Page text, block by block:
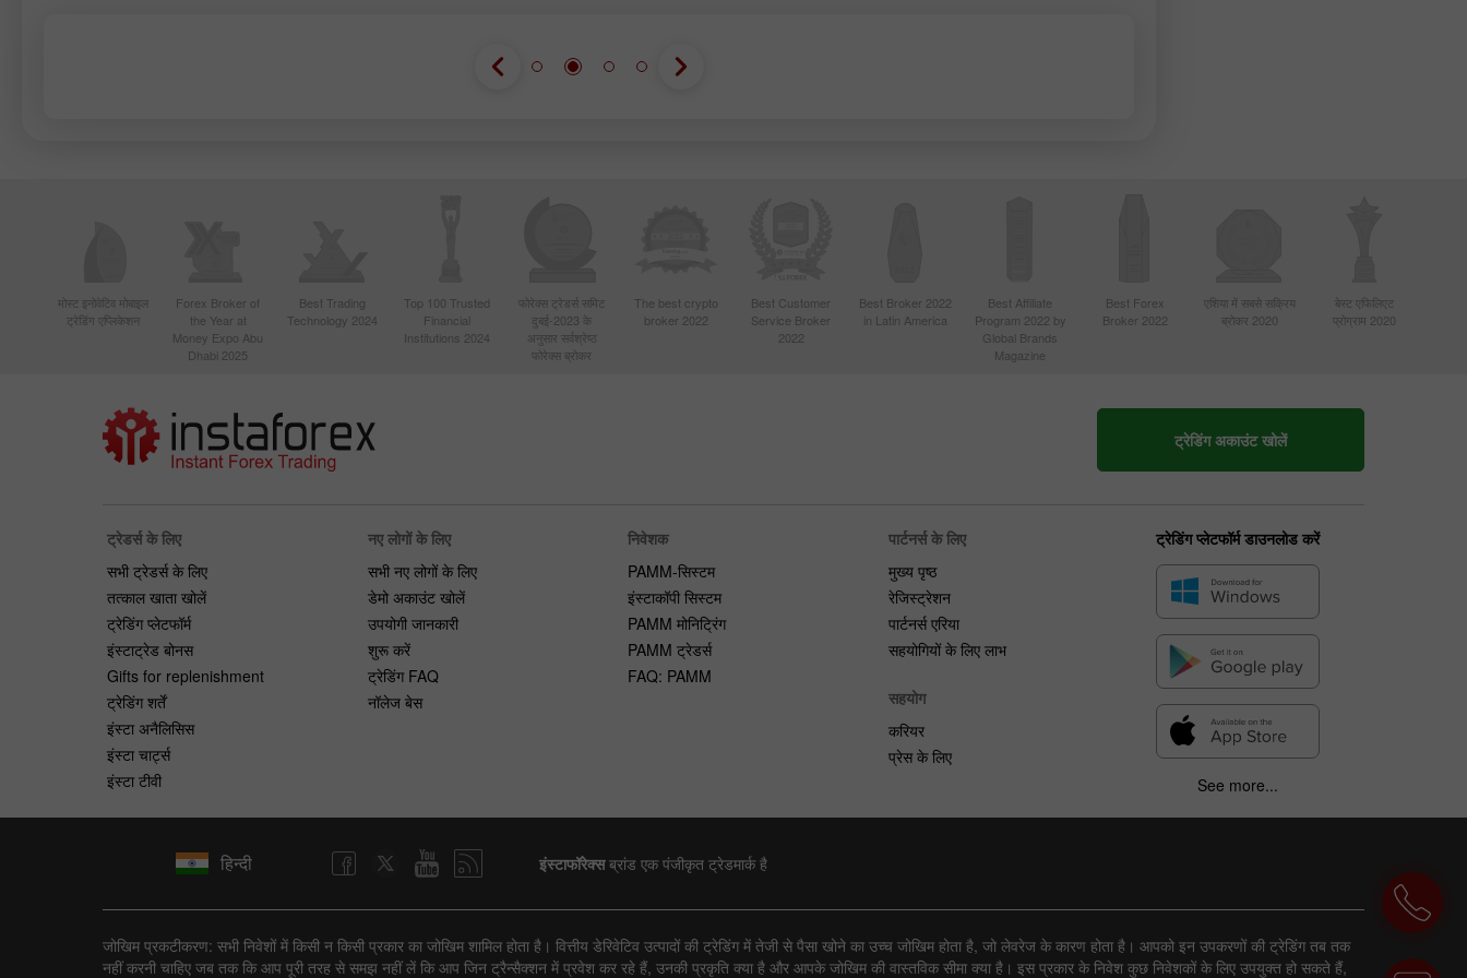
मोस्ट इनोवेटिव मोबाइल
ट्रेडिंग एप्लिकेशन
Forex Broker of
the Year at
Money Expo Abu
Dhabi 2025
Best Trading
Technology 2024
Top 100 Trusted
Financial
Institutions 2024
फोरेक्स ट्रेडर्स समिट
दुबई-2023 के
अनुसार सर्वश्रेष्ठ
फोरेक्स ब्रोकर
The best crypto
broker 2022
Best Customer
Service Broker
2022
Best Broker 2022
in Latin America
Best Affiliate
Program 2022 by
Global Brands
Magazine
Best Forex
Broker 2022
एशिया में सबसे सक्रिय
ब्रोकर 2020
बेस्ट एफिलिएट
प्रोग्राम 2020
ट्रेडिंग अकाउंट खोलें
ट्रेडर्स के लिए
सभी ट्रेडर्स के लिए
तत्काल खाता खोलें
ट्रेडिंग प्लेटफॉर्म
इंस्टाट्रेड बोनस
Gifts for replenishment
ट्रेडिंग शर्तें
इंस्टा अनैलिसिस
इंस्टा चार्ट्स
इंस्टा टीवी
नए लोगों के लिए
सभी नए लोगों के लिए
डेमो अकाउंट खोलें
उपयोगी जानकारी
शुरू करें
ट्रेडिंग FAQ
नॉलेज बेस
निवेशक
PAMM-सिस्टम
इंस्टाकॉपी सिस्टम
PAMM मोनिट्रिंग
PAMM ट्रेडर्स
FAQ: PAMM
पार्टनर्स के लिए
मुख्य पृष्ठ
रेजिस्ट्रेशन
पार्टनर्स एरिया
सहयोगियों के लिए लाभ
सहयोग
करियर
प्रेस के लिए
ट्रेडिंग प्लेटफॉर्म डाउनलोड करें
See more...
हिन्दी इंस्टाफॉरेक्सब्रांड एक पंजीकृत ट्रेडमार्क है
जोखिम प्रकटीकरण: सभी निवेशों में किसी न किसी प्रकार का जोखिम शामिल होता है। वित्तीय डेरिवेटिव उत्पादों की ट्रेडिंग में तेजी से पैसा खोने का उच्च जोखिम होता है, जो लेवरेज के कारण होता है। आपको इन उपकरणों की ट्रेडिंग तब तक
नहीं करनी चाहिए जब तक कि आप पूरी तरह से समझ नहीं लें कि आप जिन ट्रैन्सैक्शन में प्रवेश कर रहे हैं, उनकी प्रकृति क्या है और आपके जोखिम की वास्तविक सीमा क्या है। इस प्रकार के निवेश कुछ निवेशकों के लिए उपयुक्त हो सकते हैं,